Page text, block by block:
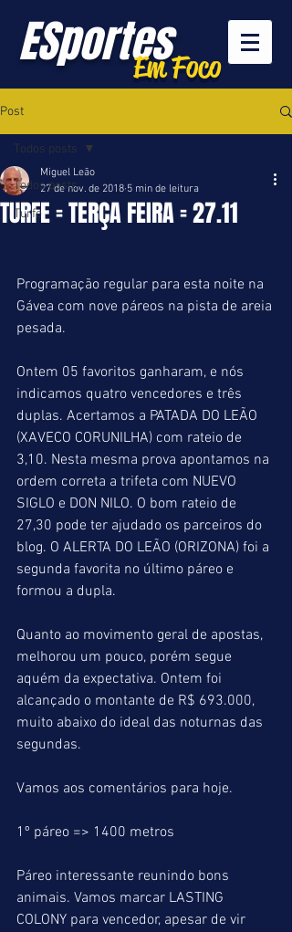
ESportesEm Foco
Post
Todos posts
Turfe
Todos posts
TURFE = TERÇA FEIRA = 27.11
Miguel Leão
27 de nov. de 2018 5 min de leitura
Programação regular para esta noite na
Gávea com nove páreos na pista de areia
pesada.
Ontem 05 favoritos ganharam, e nós
indicamos quatro vencedores e três
duplas. Acertamos a PATADA DO LEÃO
(XAVECO CORUNILHA) com rateio de
3,10. Nesta mesma prova apontamos na
ordem correta a trifeta com NUEVO
SIGLO e DON NILO. O bom rateio de
27,30 pode ter ajudado os parceiros do
blog. O ALERTA DO LEÃO (ORIZONA) foi a
segunda favorita no último páreo e
formou a dupla.
Quanto ao movimento geral de apostas,
melhorou um pouco, porém segue
aquém da expectativa. Ontem foi
alcançado o montante de R$ 693.000,
muito abaixo do ideal das noturnas das
segundas.
Vamos aos comentários para hoje.
1º páreo => 1400 metros
Páreo interessante reunindo bons
animais. Vamos marcar LASTING
COLONY para vencedor, apesar de vir